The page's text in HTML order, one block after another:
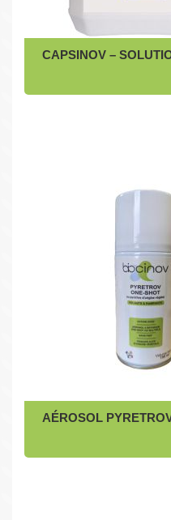
CAPSINOV –
AÉROSOL